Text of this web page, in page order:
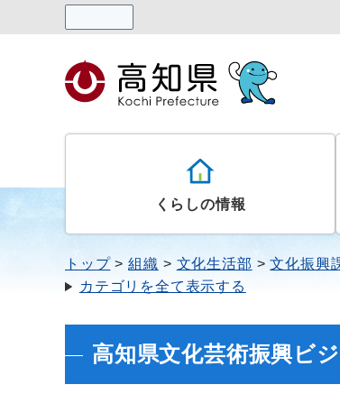
くらしの情報
トップ 組織 文化生活部
文化振興
カテゴリを全て表示する
高知県文化芸術振興ビ